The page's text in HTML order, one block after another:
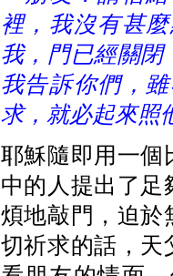
裡，我沒有甚
我，門已經關閉
我告訴你們，
求，就必起來照
耶穌隨即用一個
中的人提出了足
煩地敲門，迫於
切祈求的話，天